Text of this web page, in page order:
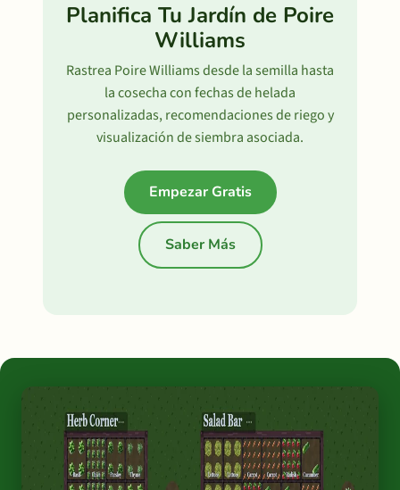
Planifica Tu Jardín de Poire
Williams
Rastrea Poire Williams desde la semilla hasta
la cosecha con fechas de helada
personalizadas, recomendaciones de riego y
visualización de siembra asociada.
Empezar Gratis
Saber Más